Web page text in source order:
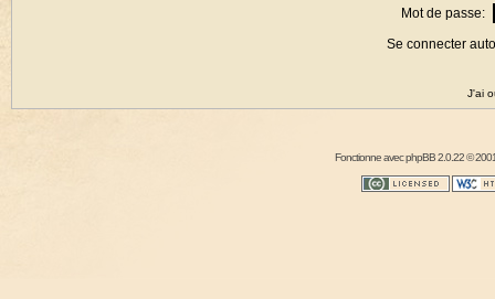
Mot de passe:
Se connecter
J'ai
Fonctionne avecphpBB2.0.22 ©